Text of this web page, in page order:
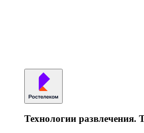
Технологии развлечения.